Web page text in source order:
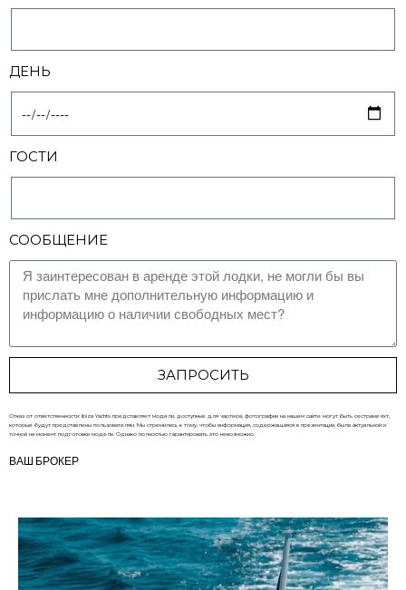
ДЕНЬ
ГОСТИ
СООБЩЕНИЕ
ЗАПРОСИТЬ
Отказ от ответственности: Ibiza Yachts представляет модели, доступные для чартера, фотографии на нашем сайте могут быть сестрами яхт,
которые будут представлены пользователям. Мы стремились к тому, чтобы информация, содержащаяся в презентации, была актуальной и
точной на момент подготовки модели. Однако полностью гарантировать это невозможно.
ВАШ БРОКЕР